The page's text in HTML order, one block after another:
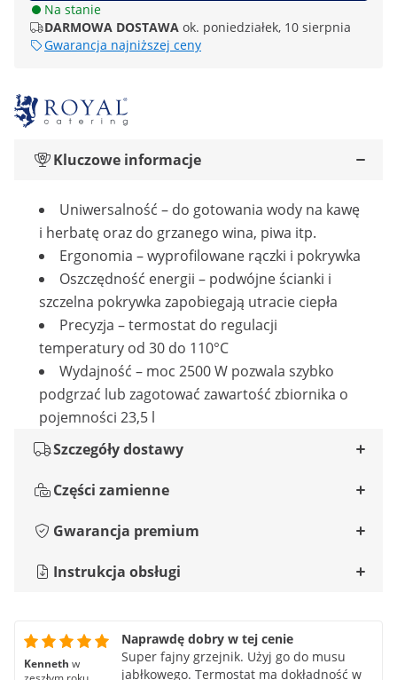
Na stanie
DARMOWA DOSTAWA ok. poniedziałek, 10 sierpnia
Gwarancja najniższej ceny
Kluczowe informacje
Uniwersalność – do gotowania wody na kawę
i herbatę oraz do grzanego wina, piwa itp.
Ergonomia – wyprofilowane rączki i pokrywka
Oszczędność energii – podwójne ścianki i
szczelna pokrywka zapobiegają utracie ciepła
Precyzja – termostat do regulacji
temperatury od 30 do 110°C
Wydajność – moc 2500 W pozwala szybko
podgrzać lub zagotować zawartość zbiornika o
pojemności 23,5 l
Szczegóły dostawy
Części zamienne
Gwarancja premium
Instrukcja obsługi
Kenneth w
Naprawdę dobry w tej cenie
Super fajny grzejnik. Użyj go do musu
jabłkowego. Termostat ma dokładność w